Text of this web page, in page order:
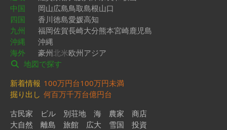
中国
岡山広島鳥取島根山口
四国
香川徳島愛媛高知
九州
福岡佐賀長崎大分熊本宮崎鹿児島
沖縄
沖縄
海外
豪州北米欧州アジア
地図で探す
新着情報 100万円台100万円未満
掘り出し 何百万千万台億円台
古民家
ビル 別荘地 海 農家
商店
大自然
離島 旅館 広大 雪国
投資